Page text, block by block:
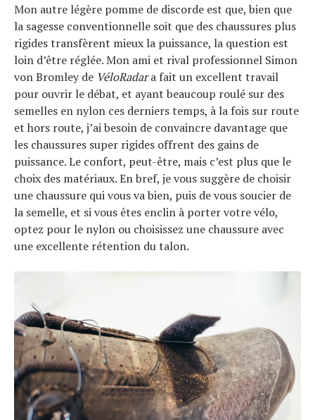
Mon autre légère pomme de discorde est que, bien que
la sagesse conventionnelle soit que des chaussures plus
rigides transfèrent mieux la puissance, la question est
loin d’être réglée. Mon ami et rival professionnel Simon
von Bromley de VéloRadara fait un excellent travail
pour ouvrir le débat, et ayant beaucoup roulé sur des
semelles en nylon ces derniers temps, à la fois sur route
et hors route, j’ai besoin de convaincre davantage que
les chaussures super rigides offrent des gains de
puissance. Le confort, peut-être, mais c’est plus que le
choix des matériaux. En bref, je vous suggère de choisir
une chaussure qui vous va bien, puis de vous soucier de
la semelle, et si vous êtes enclin à porter votre vélo,
optez pour le nylon ou choisissez une chaussure avec
une excellente rétention du talon.
Actualités
Technologies
Tests de produits
Conseils
Tendances
Tous nos articles
À propos